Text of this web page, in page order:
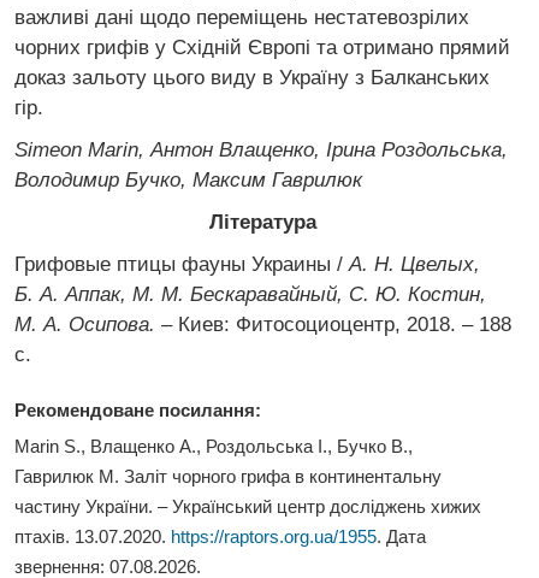
важливі дані щодо переміщень нестатевозрілих
чорних грифів у Східній Європі та отримано прямий
доказ зальоту цього виду в Україну з Балканських
гір.
Simeon Marin, Антон Влащенко, Ірина Роздольська,
Володимир Бучко, Максим Гаврилюк
Література
Грифовые птицы фауны Украины / А. Н. Цвелых,
Б. А. Аппак, М. М. Бескаравайный, С. Ю. Костин,
М. А. Осипова. – Киев: Фитосоциоцентр, 2018. – 188
с.
Рекомендоване посилання:
Marin S., Влащенко А., Роздольська І., Бучко В.,
Гаврилюк М. Заліт чорного грифа в континентальну
частину України. – Український центр досліджень хижих
птахів. 13.07.2020. https://raptors.org.ua/1955. Дата
звернення: 07.08.2026.